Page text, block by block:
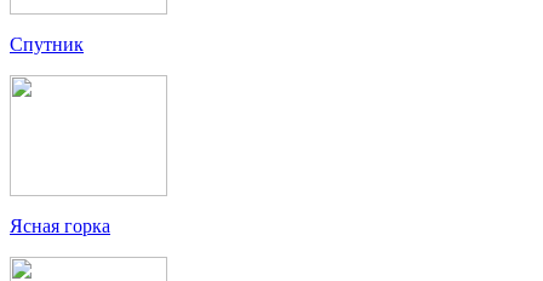
Спутник
Ясная горка